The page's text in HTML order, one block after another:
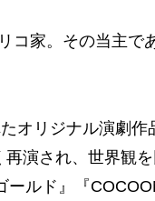
コ家。その当主で
オリジナル演劇作
演され、世界観
ルド』『